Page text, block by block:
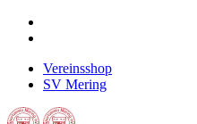
Vereinsshop
SV Mering